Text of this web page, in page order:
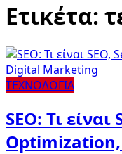
Ετικέτα:
ΤΕΧΝΟΛΟΓΙΑ
SEO: Τι